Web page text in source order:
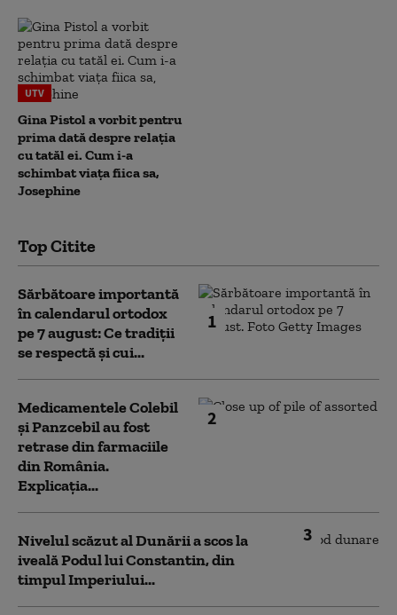
UTV
Gina Pistol a vorbit pentru
prima dată despre relația
cu tatăl ei. Cum i-a
schimbat viața fiica sa,
Josephine
Top Citite
1
Sărbătoare importantă
în calendarul ortodox
pe 7 august: Ce tradiții
se respectă și cui...
2
Medicamentele Colebil
și Panzcebil au fost
retrase din farmaciile
din România.
Explicația...
3
Nivelul scăzut al Dunării a scos la
iveală Podul lui Constantin, din
timpul Imperiului...